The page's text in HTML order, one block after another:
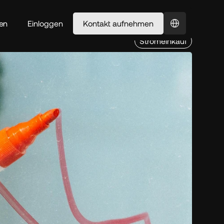
Einloggen Kontakt aufnehmen
Select Language
Stromeinkauf